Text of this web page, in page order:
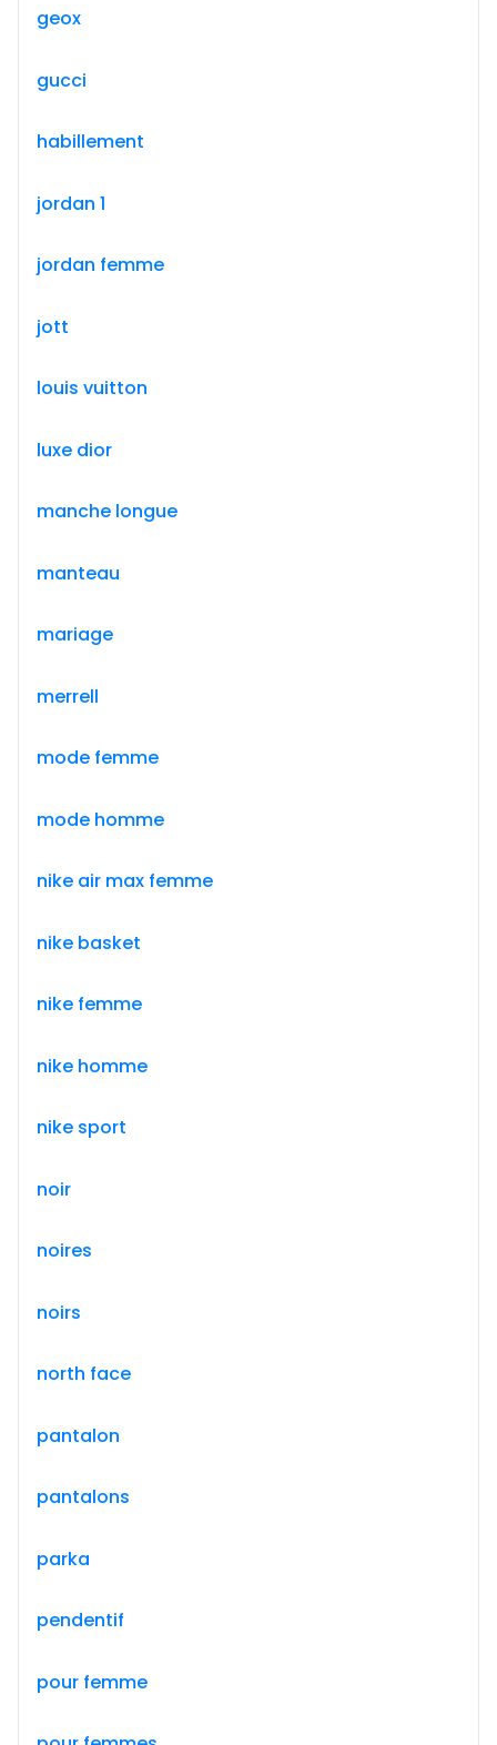
geox
gucci
habillement
jordan 1
jordan femme
jott
louis vuitton
luxe dior
manche longue
manteau
mariage
merrell
mode femme
mode homme
nike air max femme
nike basket
nike femme
nike homme
nike sport
noir
noires
noirs
north face
pantalon
pantalons
parka
pendentif
pour femme